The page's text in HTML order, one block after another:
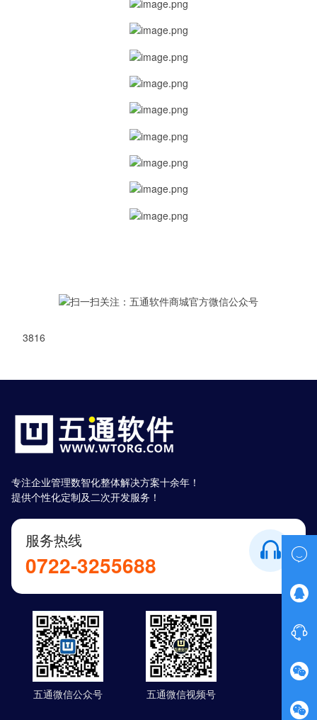
3816
专注企业管理数智化整体解决方案十余年！
提供个性化定制及二次开发服务！
服务热线
0722-3255688
五通微信公众号 五通微信视频号




